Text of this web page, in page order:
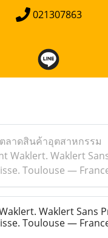
021307863
ตลาดสินค้าอุตสาหกรรม
Waklert. Waklert
Toulouse —
Waklert Sans
Toulouse —